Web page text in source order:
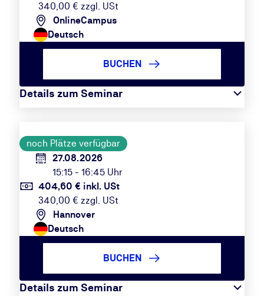
340,00 € zzgl. USt
OnlineCampus
Deutsch
Details zum Seminar
BUCHEN
noch Plätze verfügbar
27.08.2026
15:15 - 16:45 Uhr
404,60 € inkl. USt
340,00 € zzgl. USt
Hannover
Deutsch
Details zum Seminar
BUCHEN